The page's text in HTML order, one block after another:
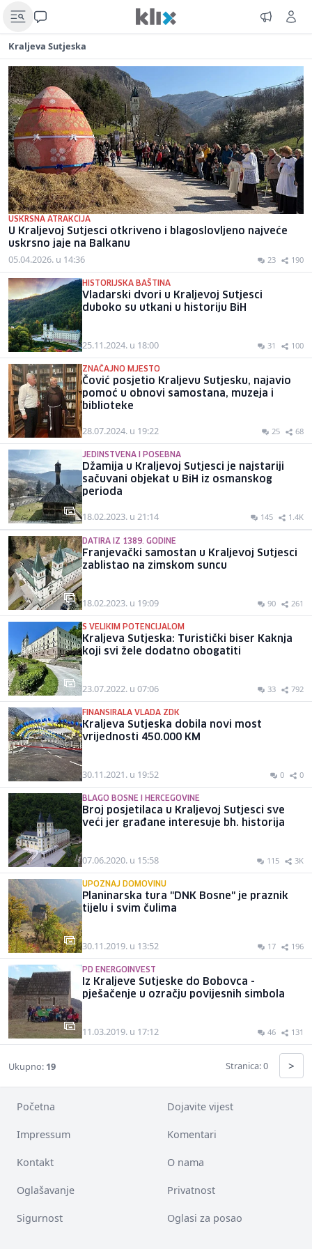
Kraljeva Sutjeska
USKRSNA ATRAKCIJA
U Kraljevoj Sutjesci otkriveno i blagoslovljeno najveće
uskrsno jaje na Balkanu
05.04.2026. u 14:36 23 190
HISTORIJSKA BAŠTINA
Vladarski dvori u Kraljevoj Sutjesci
duboko su utkani u historiju BiH
25.11.2024. u 18:00 31 100
ZNAČAJNO MJESTO
Čović posjetio Kraljevu Sutjesku, najavio
pomoć u obnovi samostana, muzeja i
biblioteke
28.07.2024. u 19:22 25 68
JEDINSTVENA I POSEBNA
Džamija u Kraljevoj Sutjesci je najstariji
sačuvani objekat u BiH iz osmanskog
perioda
18.02.2023. u 21:14 145 1.4K
DATIRA IZ 1389. GODINE
Franjevački samostan u Kraljevoj Sutjesci
zablistao na zimskom suncu
18.02.2023. u 19:09 90 261
S VELIKIM POTENCIJALOM
Kraljeva Sutjeska: Turistički biser Kaknja
koji svi žele dodatno obogatiti
23.07.2022. u 07:06 33 792
FINANSIRALA VLADA ZDK
Kraljeva Sutjeska dobila novi most
vrijednosti 450.000 KM
30.11.2021. u 19:52 0 0
BLAGO BOSNE I HERCEGOVINE
Broj posjetilaca u Kraljevoj Sutjesci sve
veći jer građane interesuje bh. historija
07.06.2020. u 15:58 115 3K
UPOZNAJ DOMOVINU
Planinarska tura "DNK Bosne" je praznik
tijelu i svim čulima
30.11.2019. u 13:52 17 196
PD ENERGOINVEST
Iz Kraljeve Sutjeske do Bobovca -
pješačenje u ozračju povijesnih simbola
11.03.2019. u 17:12 46 131
Ukupno: 19 Stranica: 0 >
Početna Dojavite vijest
Impressum Komentari
Kontakt O nama
Oglašavanje Privatnost
Sigurnost Oglasi za posao